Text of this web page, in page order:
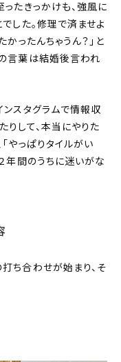
たきっかけも、強風に
した。修理で済ませよ
かったんちゃうん？」と
言葉は結婚後言われ
ンスタグラムで情報収
りして、本当にやりた
やっぱりタイルがい
年間のうちに迷いがな
ち合わせが始まり、そ